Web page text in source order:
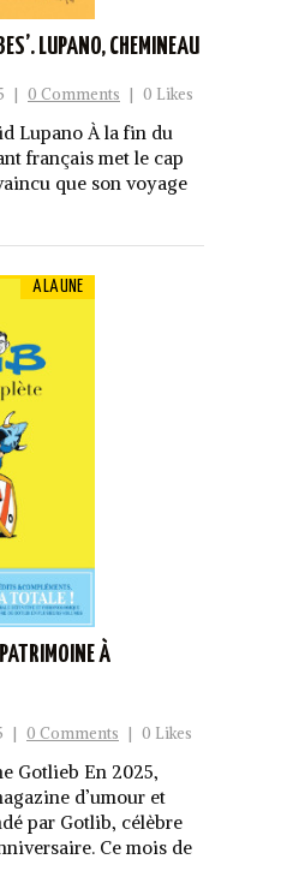
LUPANO, CHEMINEAU
| 0 Comments | 0 Likes
Lupano À la fin du
français met le cap
que son voyage
A LA UNE
À
| 0 Comments | 0 Likes
Gotlieb En 2025,
d’umour et
par Gotlib, célèbre
Ce mois de